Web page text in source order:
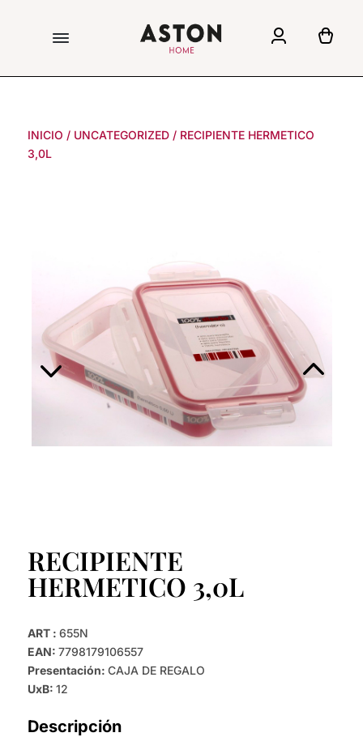
INICIO / UNCATEGORIZED/ RECIPIENTE HERMETICO
3,0L
RECIPIENTE
HERMETICO 3,0L
ART : 655N
EAN: 7798179106557
Presentación: CAJA DE REGALO
UxB: 12
Descripción